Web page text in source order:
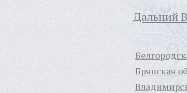
Дальний
Брянская